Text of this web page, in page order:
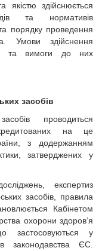
якістю здійснюється
та нормативів
порядку проведення
Умови здійснення
та вимоги до них
засобів
проводиться
на це
з додержанням
затверджених у
експертиз
засобів, правила
Кабінетом
охорони здоров’я
застосовуються у
законодавства ЄС.